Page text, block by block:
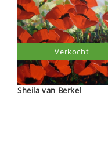
Sheila van Berkel
Verkocht